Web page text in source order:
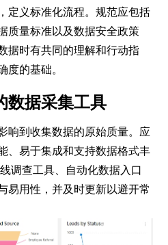
定义标准化流程。规范应包括
质量标准以及数据安全政策
据时有共同的理解和行动指
度的基础。
数据采集工具
响到收集数据的原始质量。应
、易于集成和支持数据格式丰
调查工具、自动化数据入口
易用性，并及时更新以避开常